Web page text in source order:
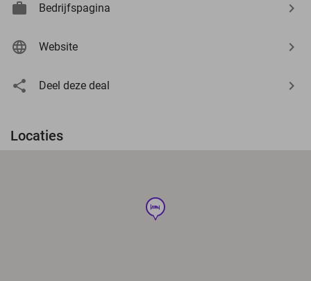
Bedrijfspagina
Website
Deel deze deal
Locaties
hotel